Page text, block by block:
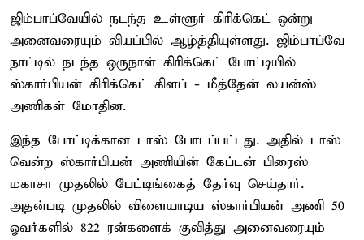
ஜிம்பாப்வேயில் நடந்த உள்ளூர் கிரிக்கெட் ஒன்று
அனைவரையும் வியப்பில் ஆழ்த்தியுள்ளது. ஜிம்பாப்வே
நாட்டில் நடந்த ஒருநாள் கிரிக்கெட் போட்டியில்
ஸ்கார்பியன் கிரிக்கெட் கிளப் - மீத்தேன் லயன்ஸ்
அணிகள் மோதின.
இந்த போட்டிக்கான டாஸ் போடப்பட்டது. அதில் டாஸ்
வென்ற ஸ்கார்பியன் அணியின் கேப்டன் பிரைஸ்
மகாசா முதலில் பேட்டிங்கைத் தேர்வு செய்தார்.
அதன்படி முதலில் விளையாடிய ஸ்கார்பியன் அணி 50
ஓவர்களில் 822 ரன்களைக் குவித்து அனைவரையும்